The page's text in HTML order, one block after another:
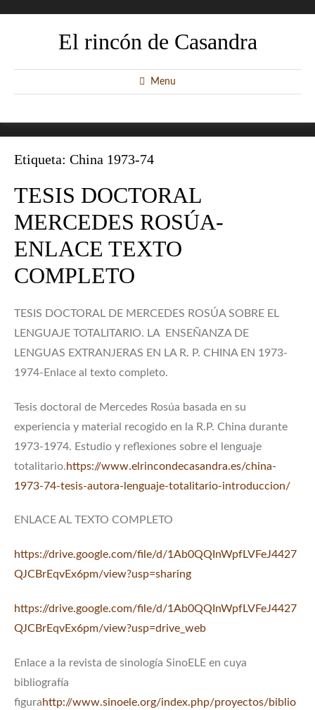
El rincón de Casandra
Menu
Etiqueta: China 1973-74
TESIS DOCTORAL
MERCEDES ROSÚA-
ENLACE TEXTO
COMPLETO
TESIS DOCTORAL DE MERCEDES ROSÚA SOBRE EL
LENGUAJE TOTALITARIO. LA ENSEÑANZA DE
LENGUAS EXTRANJERAS EN LA R. P. CHINA EN 1973-
1974-Enlace al texto completo.
Tesis doctoral de Mercedes Rosúa basada en su
experiencia y material recogido en la R.P. China durante
1973-1974. Estudio y reflexiones sobre el lenguaje
totalitario.https://www.elrincondecasandra.es/china-
1973-74-tesis-autora-lenguaje-totalitario-introduccion/
ENLACE AL TEXTO COMPLETO
https://drive.google.com/file/d/1Ab0QQInWpfLVFeJ4427
QJCBrEqvEx6pm/view?usp=sharing
https://drive.google.com/file/d/1Ab0QQInWpfLVFeJ4427
QJCBrEqvEx6pm/view?usp=drive_web
Enlace a la revista de sinología SinoELE en cuya
bibliografía
figurahttp://www.sinoele.org/index.php/proyectos/biblio